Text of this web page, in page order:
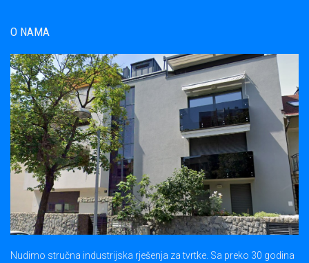
O NAMA
Nudimo stručna industrijska rješenja za tvrtke. Sa preko 30 godina